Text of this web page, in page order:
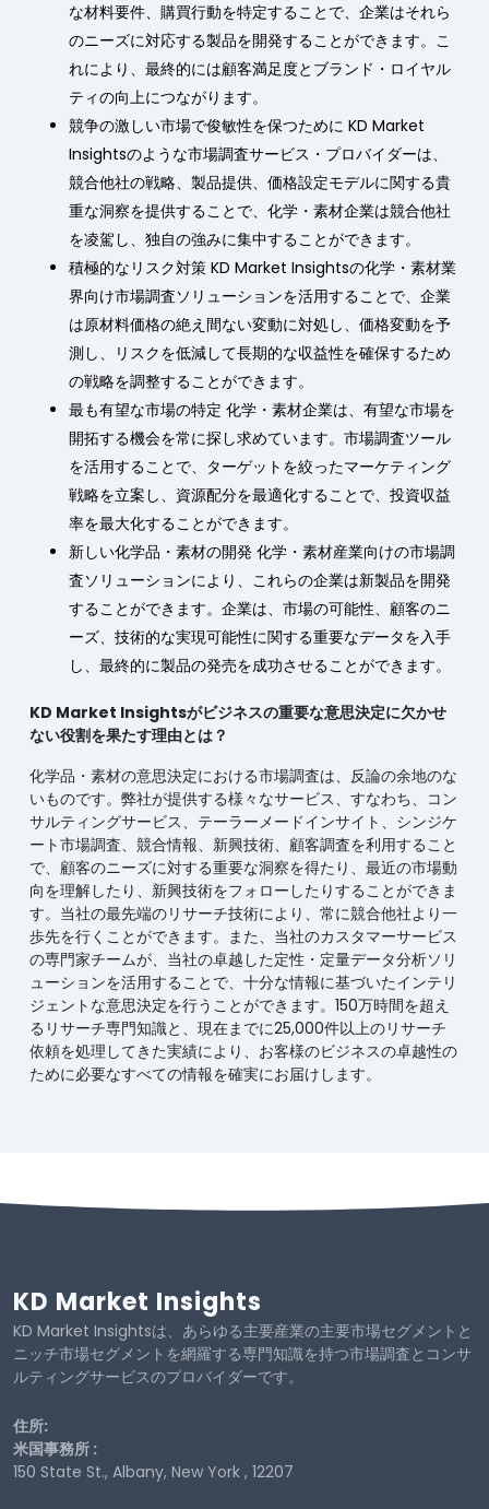
な材料要件、購買行動を特定することで、企業はそれら
のニーズに対応する製品を開発することができます。こ
れにより、最終的には顧客満足度とブランド・ロイヤル
ティの向上につながります。
競争の激しい市場で俊敏性を保つために KD Market
Insightsのような市場調査サービス・プロバイダーは、
競合他社の戦略、製品提供、価格設定モデルに関する貴
重な洞察を提供することで、化学・素材企業は競合他社
を凌駕し、独自の強みに集中することができます。
積極的なリスク対策 KD Market Insightsの化学・素材業
界向け市場調査ソリューションを活用することで、企業
は原材料価格の絶え間ない変動に対処し、価格変動を予
測し、リスクを低減して長期的な収益性を確保するため
の戦略を調整することができます。
最も有望な市場の特定 化学・素材企業は、有望な市場を
開拓する機会を常に探し求めています。市場調査ツール
を活用することで、ターゲットを絞ったマーケティング
戦略を立案し、資源配分を最適化することで、投資収益
率を最大化することができます。
新しい化学品・素材の開発 化学・素材産業向けの市場調
査ソリューションにより、これらの企業は新製品を開発
することができます。企業は、市場の可能性、顧客のニ
ーズ、技術的な実現可能性に関する重要なデータを入手
し、最終的に製品の発売を成功させることができます。
KD Market Insightsがビジネスの重要な意思決定に欠かせ
ない役割を果たす理由とは？
化学品・素材の意思決定における市場調査は、反論の余地のな
いものです。弊社が提供する様々なサービス、すなわち、コン
サルティングサービス、テーラーメードインサイト、シンジケ
ート市場調査、競合情報、新興技術、顧客調査を利用すること
で、顧客のニーズに対する重要な洞察を得たり、最近の市場動
向を理解したり、新興技術をフォローしたりすることができま
す。当社の最先端のリサーチ技術により、常に競合他社より一
歩先を行くことができます。また、当社のカスタマーサービス
の専門家チームが、当社の卓越した定性・定量データ分析ソリ
ューションを活用することで、十分な情報に基づいたインテリ
ジェントな意思決定を行うことができます。150万時間を超え
るリサーチ専門知識と、現在までに25,000件以上のリサーチ
依頼を処理してきた実績により、お客様のビジネスの卓越性の
ために必要なすべての情報を確実にお届けします。
KD Market Insights
KD Market Insightsは、あらゆる主要産業の主要市場セグメントと
ニッチ市場セグメントを網羅する専門知識を持つ市場調査とコンサ
ルティングサービスのプロバイダーです。
住所:
米国事務所 :
150 State St., Albany, New York , 12207